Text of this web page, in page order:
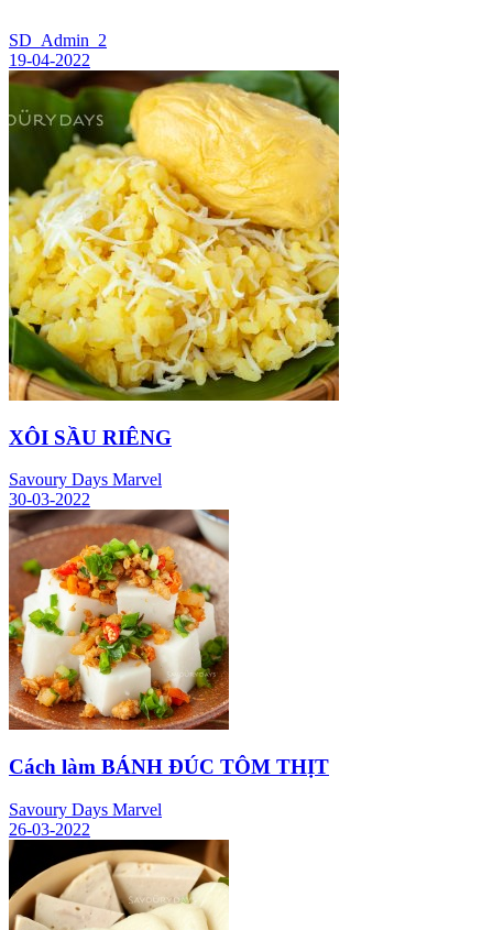
SD_Admin_2
19-04-2022
XÔI SẦU RIÊNG
Savoury Days Marvel
30-03-2022
Cách làm BÁNH ĐÚC TÔM THỊT
Savoury Days Marvel
26-03-2022